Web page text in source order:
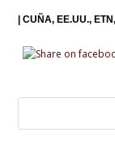
|CUÑA EE.UU. ETN